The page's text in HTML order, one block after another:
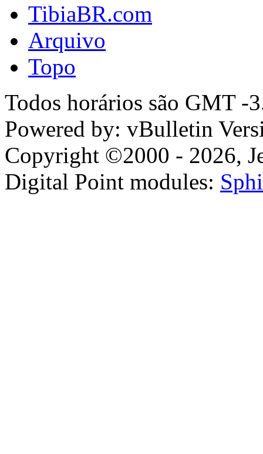
TibiaBR.com
Arquivo
Topo
Todos horários são GMT -
Powered by: vBulletin
Copyright ©2000 - 2026,
Digital Point modules: